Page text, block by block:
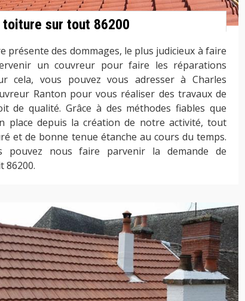
toiture sur tout 86200
présente des dommages, le plus judicieux à faire
un couvreur pour faire les réparations
cela, vous pouvez vous adresser à Charles
Ranton pour vous réaliser des travaux de
de qualité. Grâce à des méthodes fiables que
place depuis la création de notre activité, tout
et de bonne tenue étanche au cours du temps.
pouvez nous faire parvenir la demande de
86200.